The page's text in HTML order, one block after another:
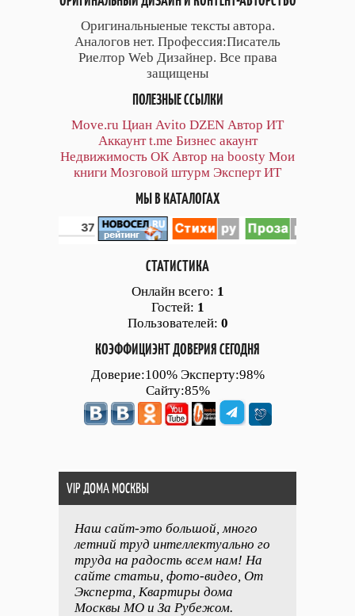
Оригинальныеные тексты автора.
Аналогов нет. Профессия:Писатель
Риелтор Web Дизайнер. Все права
защищены
ПОЛЕЗНЫЕ ССЫЛКИ
Move.ru Циан Avito DZEN Автор ИТ
Аккаунт t.me Бизнес акаунт
Недвижимость ОК Автор на boosty Мои
книги Мозговой штурм Эксперт ИТ
МЫ В КАТАЛОГАХ
СТАТИСТИКА
Онлайн всего: 1
Гостей: 1
Пользователей: 0
КОЭФФИЦИЭНТ ДОВЕРИЯ СЕГОДНЯ
Доверие:100% Эксперту:98%
Сайту:85%
VIP ДОМА МОСКВЫ
Наш сайт-это большой, много
летний труд интеллектуально го
труда на радость всем нам! На
сайте статьи, фото-видео, От
Эксперта, Квартиры дома
Москвы МО и За Рубежом.